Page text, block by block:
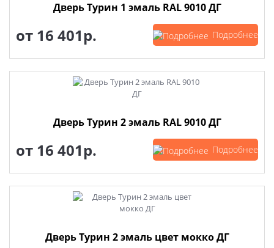
Дверь Турин 1 эмаль RAL 9010 ДГ
от 16 401р. Подробнее
Дверь Турин 2 эмаль RAL 9010 ДГ
от 16 401р. Подробнее
Дверь Турин 2 эмаль цвет мокко ДГ